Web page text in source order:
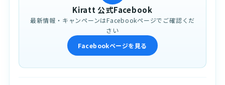
Kiratt 公式Facebook
最新情報・キャンペーンはFacebookページでご確認くだ
さい
Facebookページを見る